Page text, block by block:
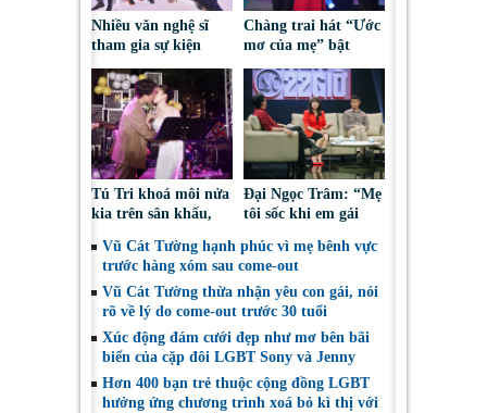
Nhiều văn nghệ sĩ
tham gia sự kiện
dành cho người
chuyển giới “Tôi tin,
tôi có thể”
Chàng trai hát “Ước
mơ của mẹ” bật
khóc khi được mẹ
chấp nhận giới tính
thật
Tú Tri khoá môi nửa
kia trên sân khấu,
anh dù trái ngang”
Đại Ngọc Trâm: “Mẹ
tôi sốc khi em gái
3”
Vũ Cát Tường hạnh phúc vì mẹ bênh vực
trước hàng xóm sau come-out
Vũ Cát Tường thừa nhận yêu con gái, nói
rõ về lý do come-out trước 30 tuổi
Xúc động đám cưới đẹp như mơ bên bãi
biển của cặp đôi LGBT Sony và Jenny
Hơn 400 bạn trẻ thuộc cộng đồng LGBT
hưởng ứng chương trình xoá bỏ kì thị với